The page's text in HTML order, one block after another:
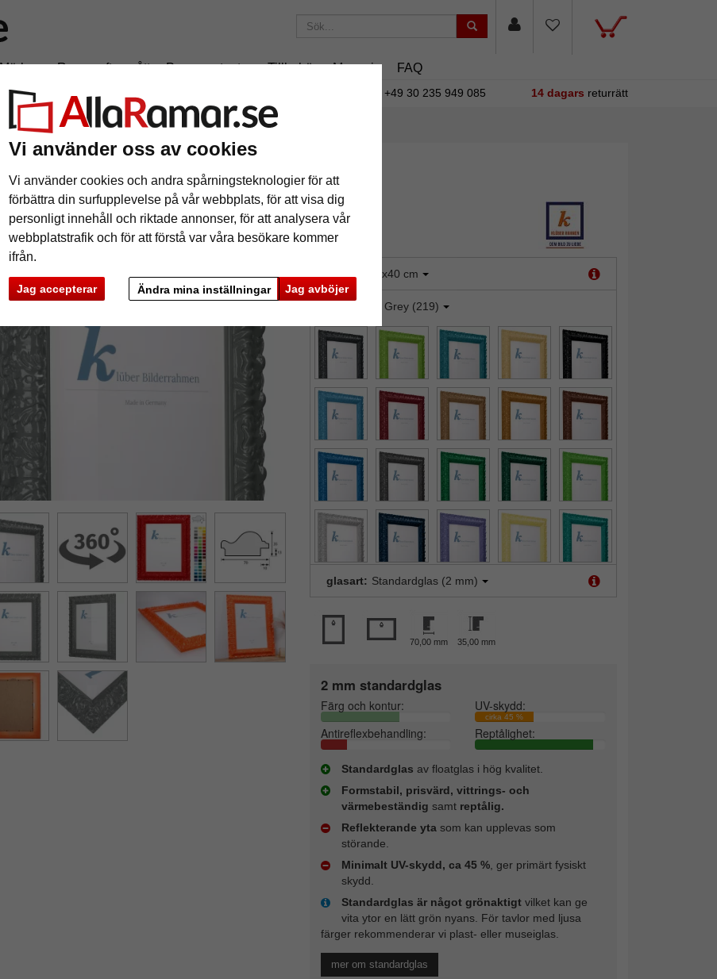
Vi använder oss av cookies
Vi använder cookies och andra spårningsteknologier för att
förbättra din surfupplevelse på vår webbplats, för att visa dig
personligt innehåll och riktade annonser, för att analysera vår
webbplatstrafik och för att förstå var våra besökare kommer
ifrån.
Jag accepterar Jag avböjer
Ändra mina inställningar
Märken Ramar efter mått Passepartouter Tillbehör Magasin FAQ
195 kr +49 30 235 949 085 14 dagars returrätt
Barockram Salamanca Color
Salamanca Color
30x40 cm
Steel Grey (219)
glasart: Standardglas (2 mm)
70,00 mm 35,00 mm
2 mm standardglas
Färg och kontur: UV-skydd:
cirka 45 %
Antireflexbehandling: Reptålighet:
Standardglas av floatglas i hög kvalitet.
Formstabil, prisvärd, vittrings- och
värmebeständig samt reptålig.
Reflekterande yta som kan upplevas som
störande.
Minimalt UV-skydd, ca 45 %, ger primärt fysiskt
skydd.
Standardglas är något grönaktigtvilket kan ge
vita ytor en lätt grön nyans. För tavlor med ljusa
färger rekommenderar vi plast- eller museiglas.
mer om standardglas